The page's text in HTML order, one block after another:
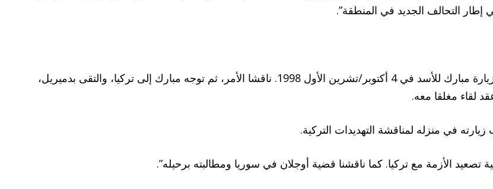
إطار التحالف الجديد في المنطقة”.
اتصل الرئيس الراحل حسني مبارك بالأسد، واتفق الزعيمان على زيارة مبارك للأسد في 4 أكتوبر/تشرين الأول 1998. ناقشا الأمر، ثم توجه مبارك إلى تركيا، والتقى بدميريل،
في منزله لمناقشة التهديدات التركية.
تصعيد الأزمة مع تركيا. كما ناقشنا قضية أوجلان في سوريا ومطالبته برحيله”.